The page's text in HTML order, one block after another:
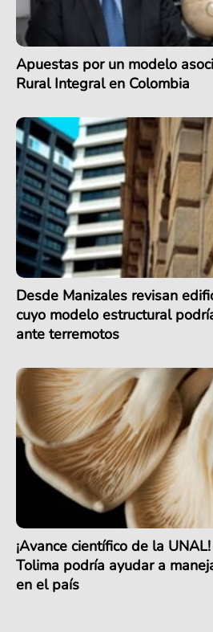
Apuestas por un modelo
Rural Integral en Colombia
Desde Manizales revisan
cuyo modelo estructural
ante terremotos
¡Avance científico de la
Tolima podría ayudar a
en el país